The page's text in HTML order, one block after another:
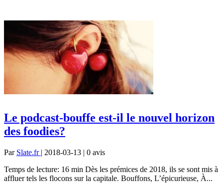
Le podcast-bouffe est-il le nouvel horizon
des foodies?
Par Slate.fr | 2018-03-13 | 0 avis
Temps de lecture: 16 min Dès les prémices de 2018, ils se sont mis à
affluer tels les flocons sur la capitale. Bouffons, L’épicurieuse, À...